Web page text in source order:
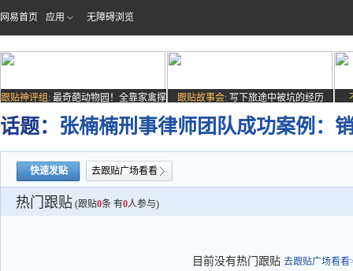
网易首页 应用 无障碍浏览
跟贴神评组: 最奇葩动物园！全靠家禽撑
场子
跟贴故事会: 写下旅途中被坑的经历
话题： 张楠楠刑事律师团队成功案例：
快速发贴 去跟贴广场看看
热门跟贴 (跟贴0条 有0人参与)
目前没有热门跟贴 去跟贴广场看看